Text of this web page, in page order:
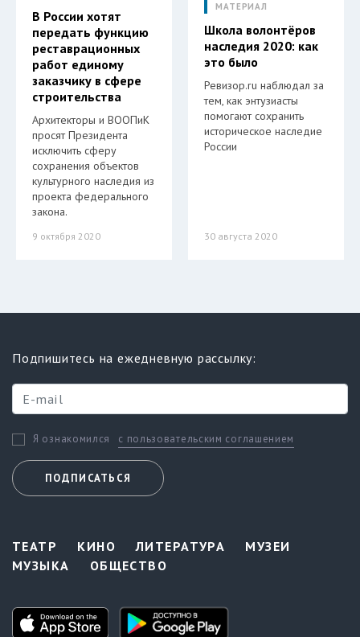
В России хотят
передать функцию
реставрационных
работ единому
заказчику в сфере
строительства
Архитекторы и ВООПиК
просят Президента
исключить сферу
сохранения объектов
культурного наследия из
проекта федерального
закона.
9 октября 2020
МАТЕРИАЛ
Школа волонтёров
наследия 2020: как
это было
Ревизор.ru наблюдал за
тем, как энтузиасты
помогают сохранить
историческое наследие
России
30 августа 2020
Подпишитесь на ежедневную рассылку:
Я ознакомился с пользовательским соглашением
ПОДПИСАТЬСЯ
ТЕАТР КИНО ЛИТЕРАТУРА
МУЗЕИ
МУЗЫКА
ОБЩЕСТВО